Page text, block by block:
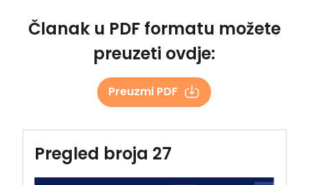
Članak u PDF formatu možete
preuzeti ovdje:
Preuzmi PDF
Pregled broja 27